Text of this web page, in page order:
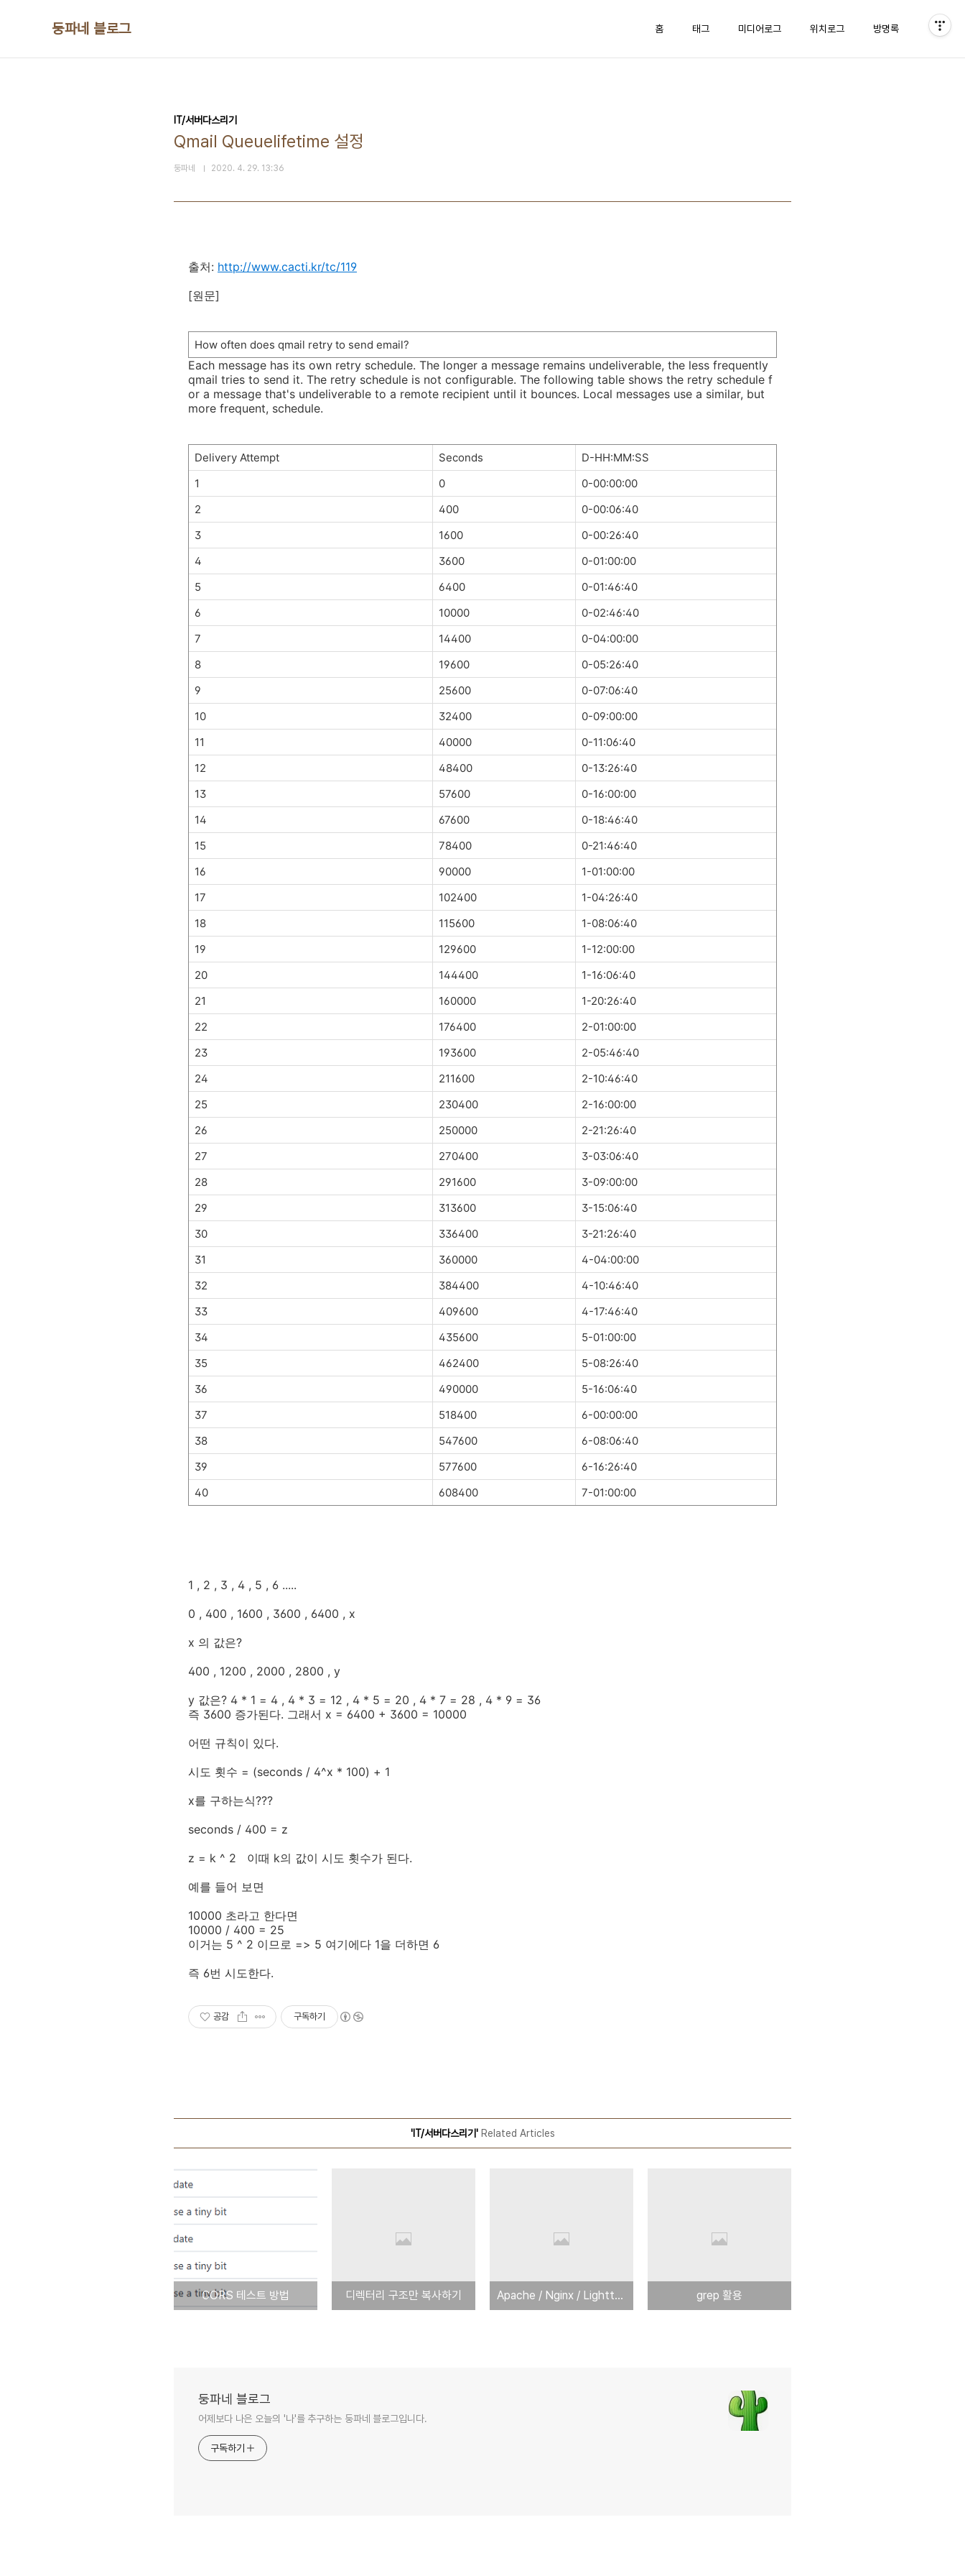
둥파네 블로그 홈 태그 미디어로그 위치로그 방명록
IT/서버다스리기
Qmail Queuelifetime 설정
둥파네 2020. 4. 29. 13:36
출처: http://www.cacti.kr/tc/119
[원문]
How often does qmail retry to send email?
Each message has its own retry schedule. The longer a message remains undeliverable, the less frequently
qmail tries to send it. The retry schedule is not configurable. The following table shows the retry schedule f
or a message that's undeliverable to a remote recipient until it bounces. Local messages use a similar, but
more frequent, schedule.
Delivery Attempt Seconds
D-HH:MM:SS
1
0
0-00:00:00
2
400
0-00:06:40
3
1600
0-00:26:40
4
3600
0-01:00:00
5
6400
0-01:46:40
6
10000
0-02:46:40
7
14400
0-04:00:00
8
19600
0-05:26:40
9
25600
0-07:06:40
10
32400
0-09:00:00
11
40000
0-11:06:40
12
48400
0-13:26:40
13
57600
0-16:00:00
14
67600
0-18:46:40
15
78400
0-21:46:40
16
90000
1-01:00:00
17
102400
1-04:26:40
18
115600
1-08:06:40
19
129600
1-12:00:00
20
144400
1-16:06:40
21
160000
1-20:26:40
22
176400
2-01:00:00
23
193600
2-05:46:40
24
211600
2-10:46:40
25
230400
2-16:00:00
26
250000
2-21:26:40
27
270400
3-03:06:40
28
291600
3-09:00:00
29
313600
3-15:06:40
30
336400
3-21:26:40
31
360000
4-04:00:00
32
384400
4-10:46:40
33
409600
4-17:46:40
34
435600
5-01:00:00
35
462400
5-08:26:40
36
490000
5-16:06:40
37
518400
6-00:00:00
38
547600
6-08:06:40
39
577600
6-16:26:40
40
608400 7-01:00:00
1 , 2 , 3 , 4 , 5 , 6 .....
0 , 400 , 1600 , 3600 , 6400 , x
x 의 값은?
400 , 1200 , 2000 , 2800 , y
y 값은? 4 * 1 = 4 , 4 * 3 = 12 , 4 * 5 = 20 , 4 * 7 = 28 , 4 * 9 = 36
즉 3600 증가된다. 그래서 x = 6400 + 3600 = 10000
어떤 규칙이 있다.
시도 횟수 = (seconds / 4^x * 100) + 1
x를 구하는식???
seconds / 400 = z
z = k ^ 2 이때 k의 값이 시도 횟수가 된다.
예를 들어 보면
10000 초라고 한다면
10000 / 400 = 25
이거는 5 ^ 2 이므로 => 5 여기에다 1을 더하면 6
즉 6번 시도한다.
공감 구독하기
'IT/서버다스리기'Related Articles
CORS 테스트 방법 디렉터리 구조만 복사하기 Apache / Nginx / Lighttpd 에서 SSL 보안서버인증서 설정하기 grep 활용
둥파네 블로그
어제보다 나은 오늘의 '나'를 추구하는 둥파네 블로그입니다.
구독하기